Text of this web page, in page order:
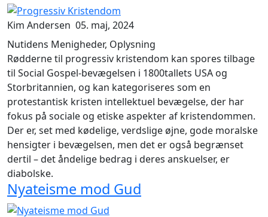
Kim Andersen 05. maj, 2024
Nutidens Menigheder, Oplysning
Rødderne til progressiv kristendom kan spores tilbage
til Social Gospel-bevægelsen i 1800tallets USA og
Storbritannien, og kan kategoriseres som en
protestantisk kristen intellektuel bevægelse, der har
fokus på sociale og etiske aspekter af kristendommen.
Der er, set med kødelige, verdslige øjne, gode moralske
hensigter i bevægelsen, men det er også begrænset
dertil – det åndelige bedrag i deres anskuelser, er
diabolske.
Nyateisme mod Gud